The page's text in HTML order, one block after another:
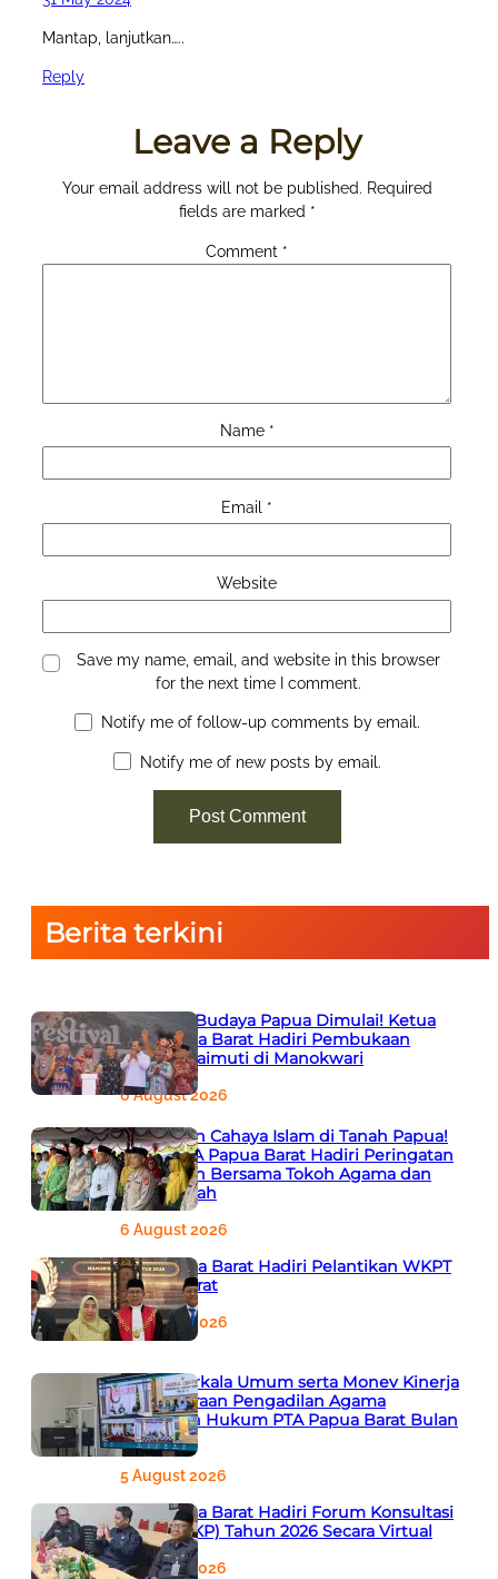
Mantap, lanjutkan…..
Reply
Leave a Reply
Your email address will not be published. Required
fields are marked *
Comment *
Name *
Email *
Website
Save my name, email, and website in this browser
for the next time I comment.
Notify me of follow-up comments by email.
Notify me of new posts by email.
Berita terkini
Semarak Budaya Papua Dimulai! Ketua
PTA Papua Barat Hadiri Pembukaan
Festival Raimuti di Manokwari
6 August 2026
666 Tahun Cahaya Islam di Tanah Papua!
Ketua PTA Papua Barat Hadiri Peringatan
Bersejarah Bersama Tokoh Agama dan
Pemerintah
6 August 2026
PTA Papua Barat Hadiri Pelantikan WKPT
Papua Barat
6 August 2026
Rapat Berkala Umum serta Monev Kinerja
Kepaniteraan Pengadilan Agama
Sewilayah Hukum PTA Papua Barat Bulan
Agustus
5 August 2026
PTA Papua Barat Hadiri Forum Konsultasi
Publik (FKP) Tahun 2026 Secara Virtual
5 August 2026